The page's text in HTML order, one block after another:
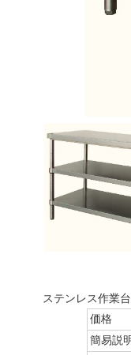
ステンレス作業
価格
簡易説